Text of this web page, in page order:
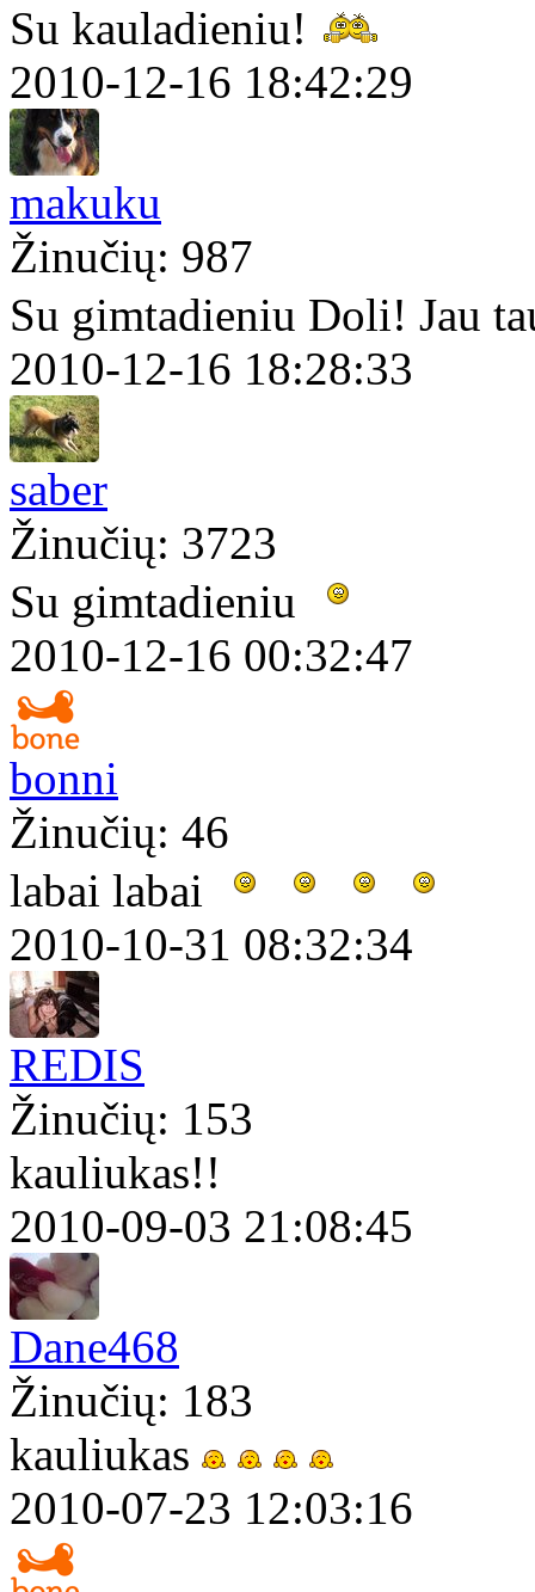
Su kauladieniu!
2010-12-16 18:42:29
makuku
Žinučių: 987
Su gimtadieniu Doli! Jau
2010-12-16 18:28:33
saber
Žinučių: 3723
Su gimtadieniu
2010-12-16 00:32:47
bonni
Žinučių: 46
labai labai
2010-10-31 08:32:34
REDIS
Žinučių: 153
kauliukas!!
2010-09-03 21:08:45
Dane468
Žinučių: 183
kauliukas
2010-07-23 12:03:16